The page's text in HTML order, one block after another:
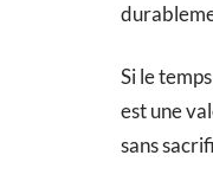
Si le
est une
sans